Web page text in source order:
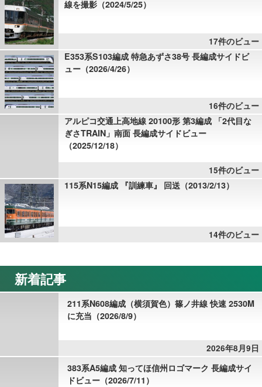
線を撮影（2024/5/25）
17件のビュー
E353系S103編成 特急あずさ38号 長編成サイドビ
ュー（2026/4/26）
16件のビュー
アルピコ交通上高地線 20100形 第3編成 「2代目な
ぎさTRAIN」南面 長編成サイドビュー
（2025/12/18）
15件のビュー
115系N15編成 『訓練車』 回送（2013/2/13）
14件のビュー
新着記事
211系N608編成（横須賀色）篠ノ井線 快速 2530M
に充当（2026/8/9）
2026年8月9日
383系A5編成 知ってほ信州ロゴマーク 長編成サイ
ドビュー（2026/7/11）